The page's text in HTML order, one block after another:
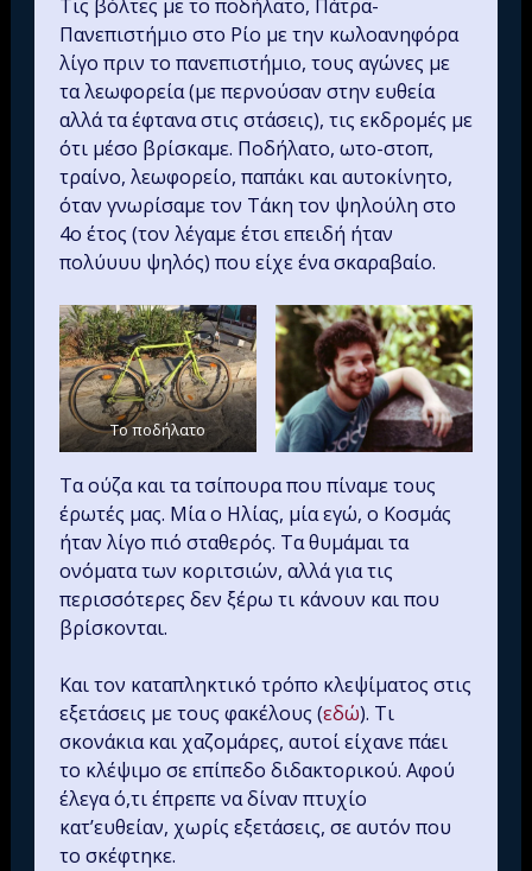
Τις βόλτες με το ποδήλατο, Πάτρα-
Πανεπιστήμιο στο Ρίο με την κωλοανηφόρα
λίγο πριν το πανεπιστήμιο, τους αγώνες με
τα λεωφορεία (με περνούσαν στην ευθεία
αλλά τα έφτανα στις στάσεις), τις εκδρομές με
ότι μέσο βρίσκαμε. Ποδήλατο, ωτο-στοπ,
τραίνο, λεωφορείο, παπάκι και αυτοκίνητο,
όταν γνωρίσαμε τον Τάκη τον ψηλούλη στο
4ο έτος (τον λέγαμε έτσι επειδή ήταν
πολύυυυ ψηλός) που είχε ένα σκαραβαίο.
Το ποδήλατο
Τα ούζα και τα τσίπουρα που πίναμε τους
έρωτές μας. Μία ο Ηλίας, μία εγώ, ο Κοσμάς
ήταν λίγο πιό σταθερός. Τα θυμάμαι τα
ονόματα των κοριτσιών, αλλά για τις
περισσότερες δεν ξέρω τι κάνουν και που
βρίσκονται.
Και τον καταπληκτικό τρόπο κλεψίματος στις
εξετάσεις με τους φακέλους (εδώ). Τι
σκονάκια και χαζομάρες, αυτοί είχανε πάει
το κλέψιμο σε επίπεδο διδακτορικού. Αφού
έλεγα ό,τι έπρεπε να δίναν πτυχίο
κατ’ευθείαν, χωρίς εξετάσεις, σε αυτόν που
το σκέφτηκε.